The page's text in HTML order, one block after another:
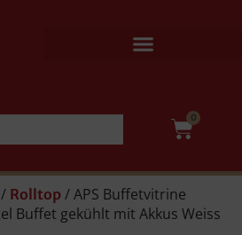
0
/ Rolltop / APS Buffetvitrine
Buffet gekühlt mit Akkus Weiss